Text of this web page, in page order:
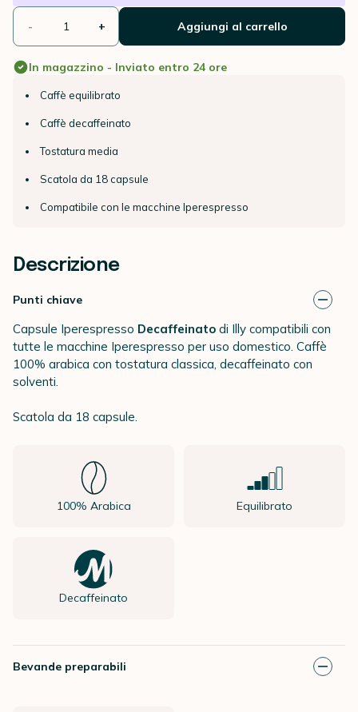
- + Aggiungi al carrello
In magazzino - Inviato entro 24 ore
Caffè equilibrato
Caffè decaffeinato
Tostatura media
Scatola da 18 capsule
Compatibile con le macchine Iperespresso
Descrizione
Punti chiave
Capsule Iperespresso Decaffeinato di Illy compatibili con
tutte le macchine Iperespresso per uso domestico. Caffè
100% arabica con tostatura classica, decaffeinato con
solventi.
Scatola da 18 capsule.
100% Arabica Equilibrato
Decaffeinato
Bevande preparabili